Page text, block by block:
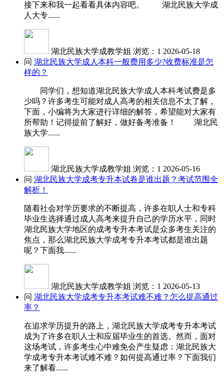
接下来和我一起看看具体内容吧。 湖北民族大学成
人大专......
湖北民族大学成教学姐 浏览：1 2026-05-18
问 湖北民族大学成人本科一般费用多少?收费标准是怎
样的？
同学们，想知道湖北民族大学成人本科考试费是多
少吗？许多考生可能对成人高考的相关信息不太了解，
下面，小编将为大家进行详细的解答，希望能对大家有
所帮助！记得提前了解好，做好备考准备！ 湖北民
族大学......
湖北民族大学成教学姐 浏览：1 2026-05-16
问 湖北民族大学成考专升本试卷是谁出题？考试范围全
解析！
随着社会对学历要求的不断提高，许多在职人士和专科
毕业生选择通过成人高考来提升自己的学历水平，同时
湖北民族大学地区的成考专升本考试是众多考生关注的
焦点，那么湖北民族大学成考专升本考试都是谁出题
呢？下面我......
湖北民族大学成教学姐 浏览：1 2026-05-13
问 湖北民族大学成考专升本考试难不难？怎么提高通过
率？
在追求学历提升的路上，湖北民族大学成考专升本考试
成为了许多在职人士和应届毕业生的首选。然而，面对
这场考试，许多考生心中难免会产生疑虑：湖北民族大
学成考专升本考试难不难？如何提高通过率？下面我们
来了解看......